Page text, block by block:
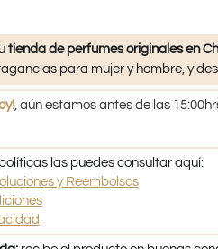
tienda de perfumes originales en
para mujer y hombre, y
, aún estamos antes de las
las puedes consultar aquí:
y Reembolsos